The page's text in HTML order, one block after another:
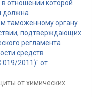
отношении которой
должна
таможенному органу
подтверждающих
регламента
средств
019/2011)" от
от химических